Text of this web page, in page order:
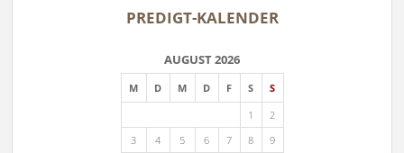
PREDIGT-KALENDER
AUGUST 2026
M D M D F S
S
1
2
3
4 5 6 7 8
9